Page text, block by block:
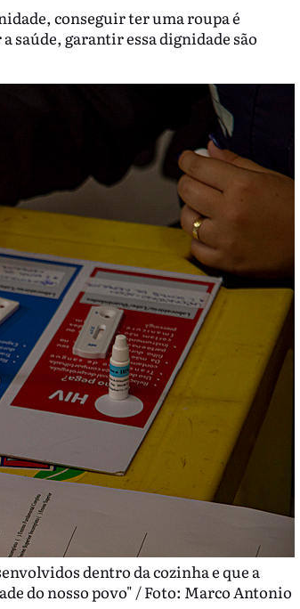
conseguir ter uma roupa é
saúde, garantir essa dignidade são
dentro da cozinha e que a
do nosso povo" / Foto: Marco Antonio